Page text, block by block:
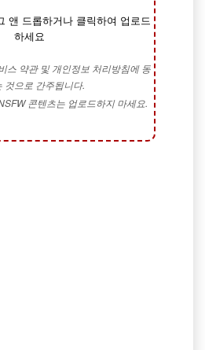
앤 드롭하거나 클릭하여 업로드
하세요
스 약관 및 개인정보 처리방침에 동
것으로 간주됩니다.
콘텐츠는 업로드하지 마세요.